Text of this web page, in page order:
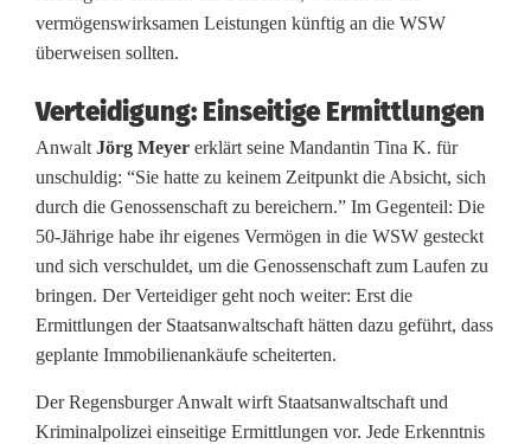
t
:
A
n
w
ä
l
t
e
vermögenswirksamen Leistungen künftig an die WSW
überweisen sollten.
Verteidigung: Einseitige Ermittlungen
Anwalt Jörg Meyer erklärt seine Mandantin Tina K. für
unschuldig: “Sie hatte zu keinem Zeitpunkt die Absicht, sich
durch die Genossenschaft zu bereichern.” Im Gegenteil: Die
50-Jährige habe ihr eigenes Vermögen in die WSW gesteckt
und sich verschuldet, um die Genossenschaft zum Laufen zu
bringen. Der Verteidiger geht noch weiter: Erst die
Ermittlungen der Staatsanwaltschaft hätten dazu geführt, dass
geplante Immobilienankäufe scheiterten.
Der Regensburger Anwalt wirft Staatsanwaltschaft und
Kriminalpolizei einseitige Ermittlungen vor. Jede Erkenntnis